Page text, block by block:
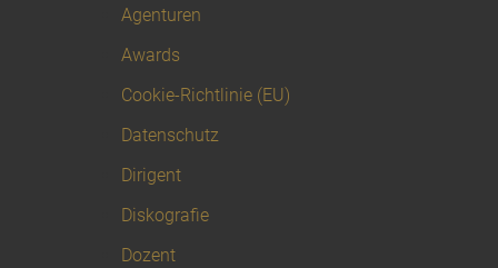
Agenturen
Awards
Cookie-Richtlinie (EU)
Datenschutz
Dirigent
Diskografie
Dozent